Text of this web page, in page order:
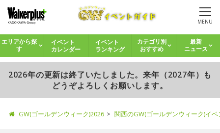
MENU
エリアから探
す
イベント
カレンダー
イベント
ランキング
カテゴリ別
おすすめ
最新
ニュース
2026年の更新は終了いたしました。来年（2027年）も
どうぞよろしくお願いします。
GW(ゴールデンウィーク)2026 関西のGW(ゴールデンウィーク)イ